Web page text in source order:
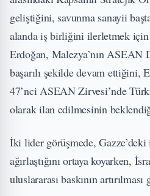
geliştiğini, savunma sanayii
alanda iş birliğini ilerletmek için
Erdoğan, Malezya’nın ASEAN
başarılı şekilde devam ettiğini,
47’nci ASEAN Zirvesi’nde
olarak ilan edilmesinin
İki lider görüşmede,
ağırlaştığını ortaya koyarken,
uluslararası baskının